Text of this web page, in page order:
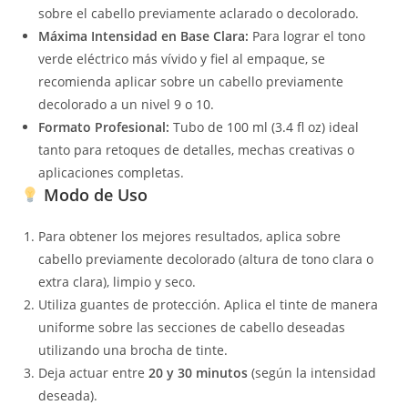
sobre el cabello previamente aclarado o decolorado.
Máxima Intensidad en Base Clara: Para lograr el tono
verde eléctrico más vívido y fiel al empaque, se
recomienda aplicar sobre un cabello previamente
decolorado a un nivel 9 o 10.
Formato Profesional: Tubo de 100 ml (3.4 fl oz) ideal
tanto para retoques de detalles, mechas creativas o
aplicaciones completas.
Modo de Uso
Para obtener los mejores resultados, aplica sobre
cabello previamente decolorado (altura de tono clara o
extra clara), limpio y seco.
Utiliza guantes de protección. Aplica el tinte de manera
uniforme sobre las secciones de cabello deseadas
utilizando una brocha de tinte.
Deja actuar entre20 y 30 minutos (según la intensidad
deseada).